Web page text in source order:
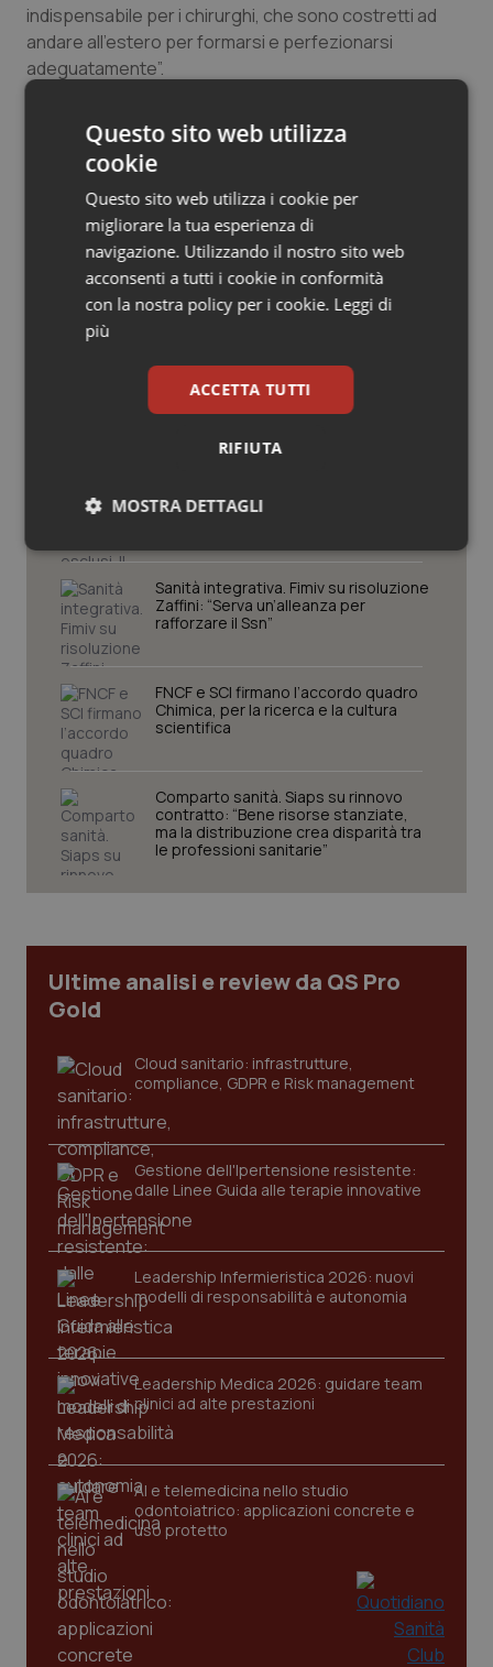
Salute orale & impianti
Sangue & coagulazione
Tiroide
Tumore al seno
Tumore ovarico
Tumori del Polmone & Testa Collo
Tumori gastrointestinali
indispensabile per i chirurghi, che sono costretti ad
andare all’estero per formarsi e perfezionarsi
adeguatamente”.
24 Gennaio 2011
© Riproduzione riservata
Potrebbe interessarti in
Lavoro e Professioni
esclusi. Il Consiglio di Stato accoglie il
ricorso di C&P: semestre filtro
Sanità integrativa. Fimiv su risoluzione
Zaffini: “Serva un’alleanza per
rafforzare il Ssn”
FNCF e SCI firmano l’accordo quadro
Chimica, per la ricerca e la cultura
scientifica
Comparto sanità. Siaps su rinnovo
contratto: “Bene risorse stanziate,
ma la distribuzione crea disparità tra
le professioni sanitarie”
Ultime analisi e review da QS Pro
Gold
Cloud sanitario: infrastrutture,
compliance, GDPR e Risk management
Gestione dell'Ipertensione resistente:
dalle Linee Guida alle terapie innovative
Leadership Infermieristica 2026: nuovi
modelli di responsabilità e autonomia
Leadership Medica 2026: guidare team
clinici ad alte prestazioni
AI e telemedicina nello studio
odontoiatrico: applicazioni concrete e
uso protetto
Questo sito web utilizza
cookie
Questo sito web utilizza i cookie per
migliorare la tua esperienza di
navigazione. Utilizzando il nostro sito web
acconsenti a tutti i cookie in conformità
con la nostra policy per i cookie. Leggi di
più
ACCETTA TUTTI
RIFIUTA
MOSTRA DETTAGLI
Necessari Statistici Marketing
Necessari Statistici Marketing
I cookie necessari contribuiscono a rendere fruibile il
sito web abilitandone funzionalità di base quali la
protette del sito. Il sito web non è in grado di
funzionare correttamente senza questi cookie.
Nome
Fornitore
CookieScriptConsent
www.quotidianosanita.it
tracking-sites-ironfish-
tracking-enable
www.quotidianosanita.it
session-id
www.quotidianosanita.it